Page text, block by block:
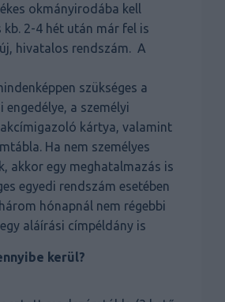
okmányirodába kell
2-4 hét után már fel is
hivatalos rendszám. A
szükséges a
a személyi
kártya, valamint
Ha nem személyes
akkor egy meghatalmazás is
egyedi rendszám esetében
hónapnál nem régebbi
aláírási címpéldány is
kerül?